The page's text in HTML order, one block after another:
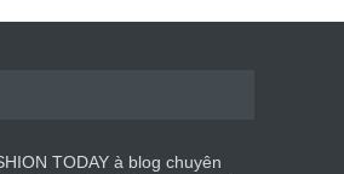
TODAY à blog chuyên